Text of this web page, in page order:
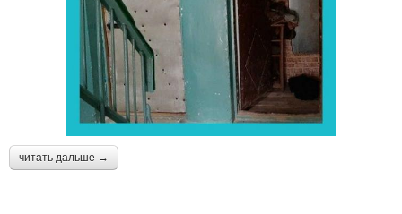
читать дальше →